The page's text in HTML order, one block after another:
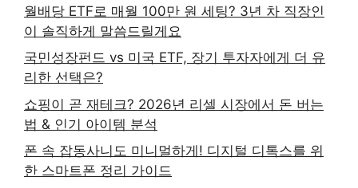
월배당 ETF로 매월 100만 원 세팅? 3년 차 직장인
이 솔직하게 말씀드릴게요
국민성장펀드 vs 미국 ETF, 장기 투자자에게 더 유
리한 선택은?
쇼핑이 곧 재테크? 2026년 리셀 시장에서 돈 버는
법 & 인기 아이템 분석
폰 속 잡동사니도 미니멀하게! 디지털 디톡스를 위
한 스마트폰 정리 가이드